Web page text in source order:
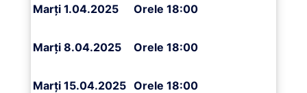
Marți 1.04.2025 Orele 18:00
Marți 8.04.2025 Orele 18:00
Marți 15.04.2025 Orele 18:00